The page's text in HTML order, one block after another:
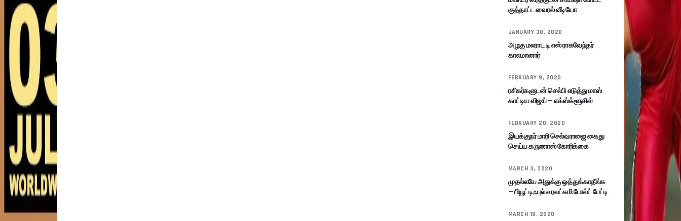
குத்தாட்ட வைரல் வீடியோ
JANUARY 30, 2020
அழகு மலராட டி எஸ் ராகவேந்தர்
காலமானார்
FEBRUARY 9, 2020
ரசிகர்களுடன் செல்பி எடுத்து மாஸ்
காட்டிய விஜய் – எக்ஸ்க்ளூசிவ்
FEBRUARY 20, 2020
இயக்குநர் மாரி செல்வராஜை கைது
செய்ய கருணாஸ் கோரிக்கை
MARCH 3, 2020
முதல்லயே அதுக்கு ஒத்துக்காதீங்க
– பியூட்டிஃபுல் வரலட்சுமி போல்ட் பேட்டி
MARCH 18, 2020